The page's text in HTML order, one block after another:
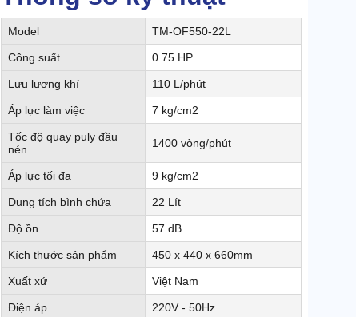
Model TM-OF550-22L
Công suất 0.75 HP
Lưu lượng khí 110 L/phút
Áp lực làm việc 7 kg/cm2
Tốc độ quay puly đầu
nén
1400 vòng/phút
Áp lực tối đa 9 kg/cm2
Dung tích bình chứa 22 Lít
Độ ồn 57 dB
Kích thước sản phẩm 450 x 440 x 660mm
Xuất xứ Việt Nam
Điện áp 220V - 50Hz